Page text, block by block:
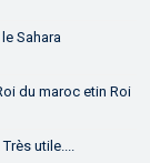
Sahara
du maroc etin Roi
utile....